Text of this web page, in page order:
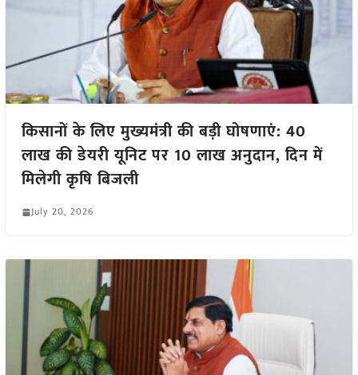
किसानों के लिए मुख्यमंत्री की बड़ी घोषणाएं: 40
लाख की डेयरी यूनिट पर 10 लाख अनुदान, दिन में
मिलेगी कृषि बिजली
July 20, 2026